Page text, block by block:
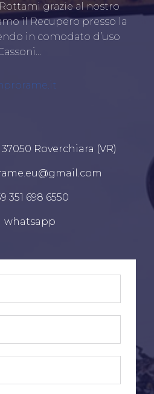
grazie al nostro
il Recupero presso la
in comodato d’uso
Roverchiara (VR)
351 698 6550
whatsapp